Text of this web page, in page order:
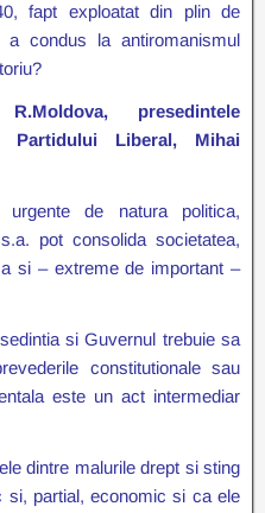
fapt exploatat din plin de
condus la antiromanismul
presedintele
Partidului Liberal, Mihai
de natura politica,
pot consolida societatea,
si – extreme de important –
si Guvernul trebuie sa
constitutionale sau
este un act intermediar
dintre malurile drept si sting
si, partial, economic si ca ele